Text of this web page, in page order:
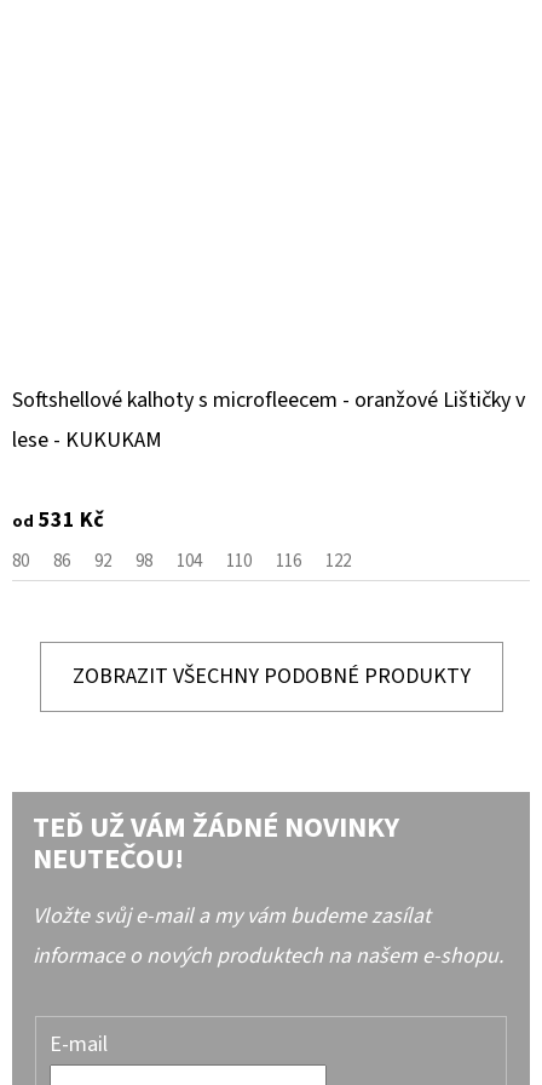
Softshellové kalhoty s microfleecem - oranžové Lištičky v
lese - KUKUKAM
od 531 Kč
80 86 92 98 104 110 116 122
ZOBRAZIT VŠECHNY PODOBNÉ PRODUKTY
TEĎ UŽ VÁM ŽÁDNÉ NOVINKY
NEUTEČOU!
Vložte svůj e-mail a my vám budeme zasílat
informace o nových produktech na našem e-shopu.
E-mail